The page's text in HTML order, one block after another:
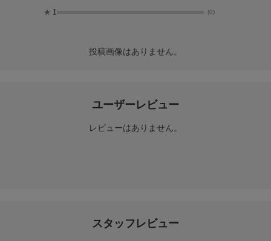
★ 1 (0)
投稿画像はありません。
ユーザーレビュー
レビューはありません。
スタッフレビュー